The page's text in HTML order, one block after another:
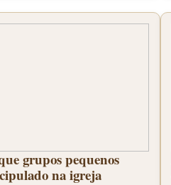
grupos pequenos
na igreja